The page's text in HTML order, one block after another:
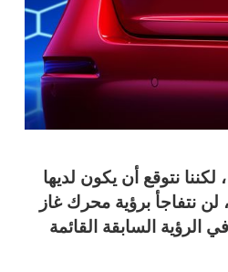
نتوقع أن يكون لديها
من 2.0 لتر مضمنة أربعة ، لن نتفاجأ برؤية محرك غاز
الرؤية السابقة القائمة